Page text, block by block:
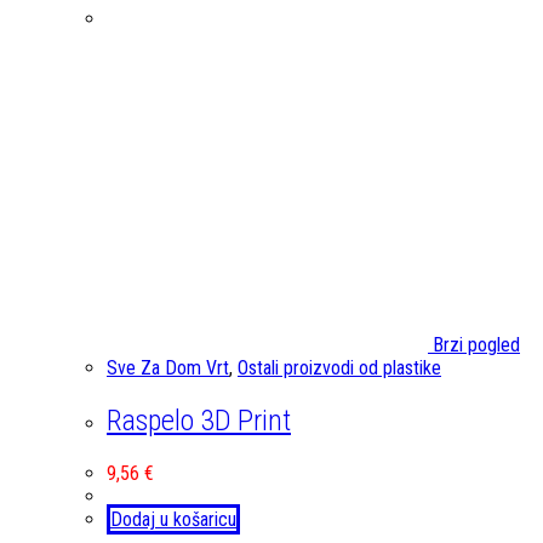
Brzi pogled
Sve Za Dom Vrt, Ostali proizvodi od plastike
Raspelo 3D Print
9,56 €
Dodaj u košaricu